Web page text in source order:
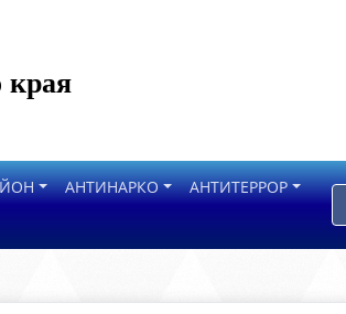
края
АНТИНАРКО
АНТИТЕРРОР